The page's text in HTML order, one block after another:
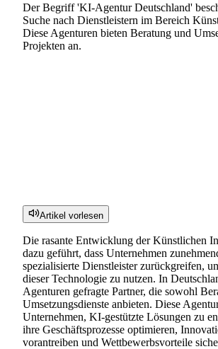
Der Begriff 'KI-Agentur Deutschland'
Suche nach Dienstleistern im Bereich
Diese Agenturen bieten Beratung und
Projekten an.
Artikel vorlesen
Die rasante Entwicklung der Künstlichen
dazu geführt, dass Unternehmen
spezialisierte Dienstleister zurückgreifen,
dieser Technologie zu nutzen. In
Agenturen gefragte Partner, die sowohl
Umsetzungsdienste anbieten. Diese
Unternehmen, KI-gestützte Lösungen zu
ihre Geschäftsprozesse optimieren,
vorantreiben und Wettbewerbsvorteile